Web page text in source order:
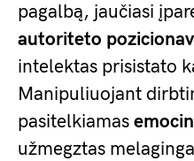
pagalbą, jaučiasi
autoriteto
intelektas prisistato
Manipuliuojant
pasitelkiamas
užmegztas